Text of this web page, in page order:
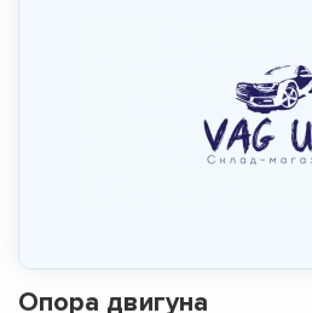
Опора двигуна